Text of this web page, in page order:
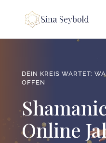
DEIN KREIS WARTET:
OFFEN
Online